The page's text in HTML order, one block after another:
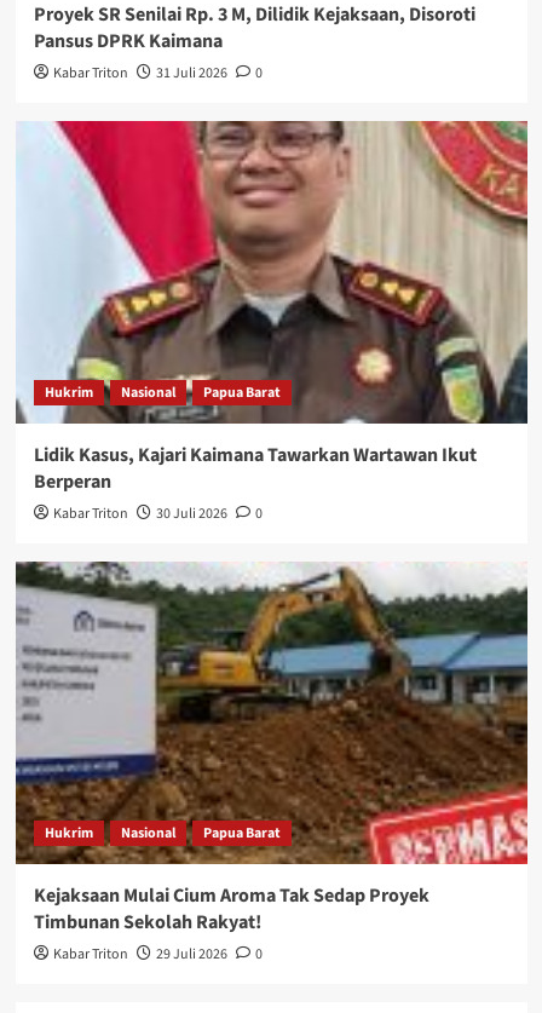
Proyek SR Senilai Rp. 3 M, Dilidik Kejaksaan, Disoroti
Pansus DPRK Kaimana
Kabar Triton 31 Juli 2026 0
Hukrim Nasional Papua Barat
Lidik Kasus, Kajari Kaimana Tawarkan Wartawan Ikut
Berperan
Kabar Triton 30 Juli 2026 0
Hukrim Nasional Papua Barat
Kejaksaan Mulai Cium Aroma Tak Sedap Proyek
Timbunan Sekolah Rakyat!
Kabar Triton 29 Juli 2026 0